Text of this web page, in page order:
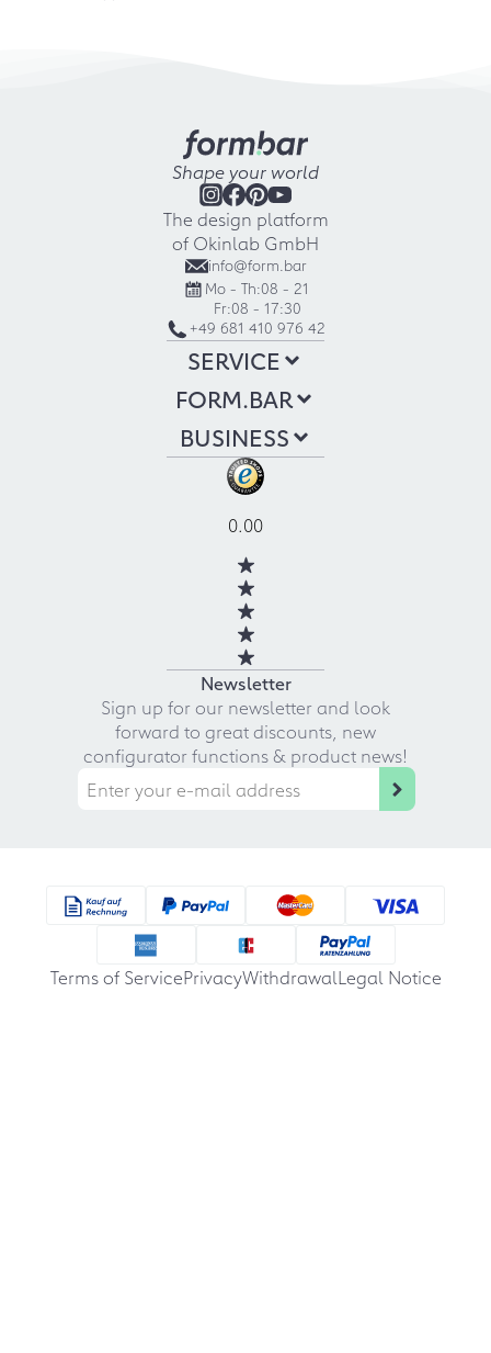
Shape your world
The design platform
of Okinlab GmbH
info@form.bar
Mo - Th:08 - 21
Fr:08 - 17:30
+49 681 410 976 42
SERVICE
FORM.BAR
BUSINESS
0.00
Newsletter
Sign up for our newsletter and look
forward to great discounts, new
configurator functions & product news!
Terms of ServicePrivacyWithdrawalLegal Notice